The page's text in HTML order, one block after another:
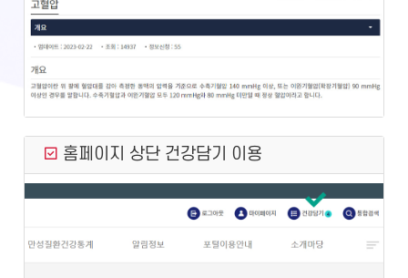
홈페이지 상단 건강담기 이용